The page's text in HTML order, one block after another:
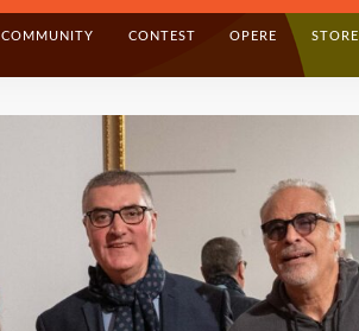
COMMUNITY CONTEST OPERE STORE